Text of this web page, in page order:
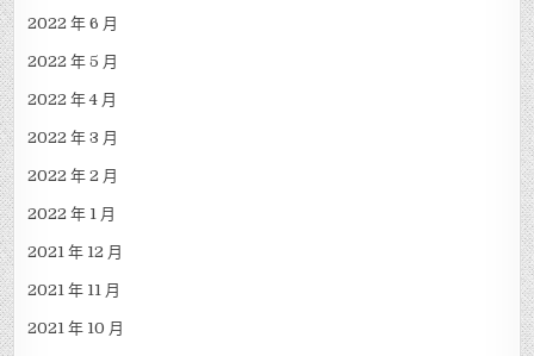
2022 年 6 月
2022 年 5 月
2022 年 4 月
2022 年 3 月
2022 年 2 月
2022 年 1 月
2021 年 12 月
2021 年 11 月
2021 年 10 月